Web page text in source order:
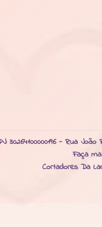
30264100000196 - Rua
Faça
Cortadores Da